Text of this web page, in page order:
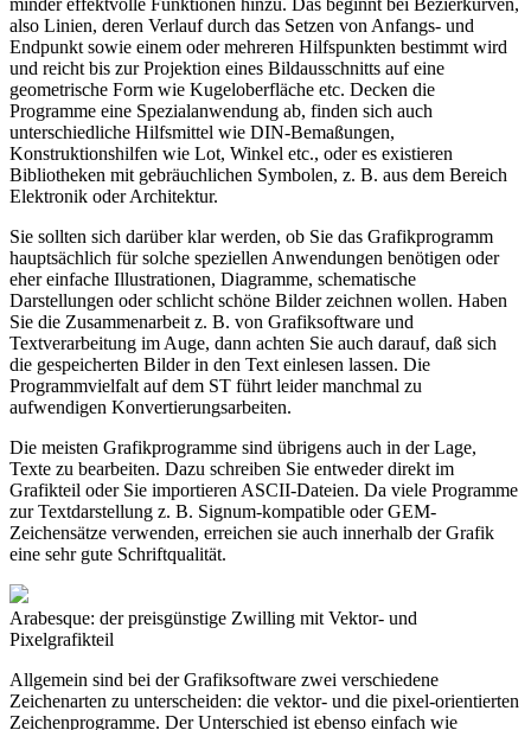
minder effektvolle Funktionen hinzu. Das beginnt bei Bezierkurven,
also Linien, deren Verlauf durch das Setzen von Anfangs- und
Endpunkt sowie einem oder mehreren Hilfspunkten bestimmt wird
und reicht bis zur Projektion eines Bildausschnitts auf eine
geometrische Form wie Kugeloberfläche etc. Decken die
Programme eine Spezialanwendung ab, finden sich auch
unterschiedliche Hilfsmittel wie DIN-Bemaßungen,
Konstruktionshilfen wie Lot, Winkel etc., oder es existieren
Bibliotheken mit gebräuchlichen Symbolen, z. B. aus dem Bereich
Elektronik oder Architektur.
Sie sollten sich darüber klar werden, ob Sie das Grafikprogramm
hauptsächlich für solche speziellen Anwendungen benötigen oder
eher einfache Illustrationen, Diagramme, schematische
Darstellungen oder schlicht schöne Bilder zeichnen wollen. Haben
Sie die Zusammenarbeit z. B. von Grafiksoftware und
Textverarbeitung im Auge, dann achten Sie auch darauf, daß sich
die gespeicherten Bilder in den Text einlesen lassen. Die
Programmvielfalt auf dem ST führt leider manchmal zu
aufwendigen Konvertierungsarbeiten.
Die meisten Grafikprogramme sind übrigens auch in der Lage,
Texte zu bearbeiten. Dazu schreiben Sie entweder direkt im
Grafikteil oder Sie importieren ASCII-Dateien. Da viele Programme
zur Textdarstellung z. B. Signum-kompatible oder GEM-
Zeichensätze verwenden, erreichen sie auch innerhalb der Grafik
eine sehr gute Schriftqualität.
Arabesque: der preisgünstige Zwilling mit Vektor- und
Pixelgrafikteil
Allgemein sind bei der Grafiksoftware zwei verschiedene
Zeichenarten zu unterscheiden: die vektor- und die pixel-orientierten
Zeichenprogramme. Der Unterschied ist ebenso einfach wie